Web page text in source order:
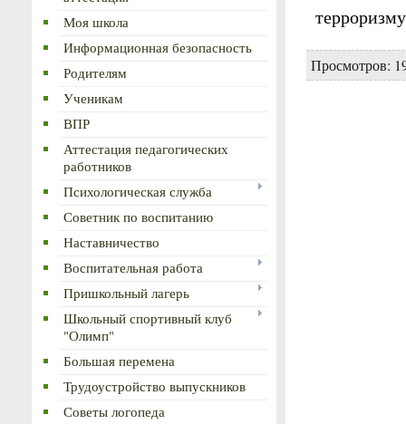
Моя школа
Информационная безопасность
Родителям
Ученикам
ВПР
Аттестация педагогических
работников
Психологическая служба
Советник по воспитанию
Наставничество
Воспитательная работа
Пришкольный лагерь
Школьный спортивный клуб
"Олимп"
Большая перемена
Трудоустройство выпускников
Советы логопеда
Просмотров: